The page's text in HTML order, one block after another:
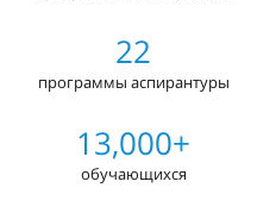
22
программы аспирантуры
13,000+
обучающихся